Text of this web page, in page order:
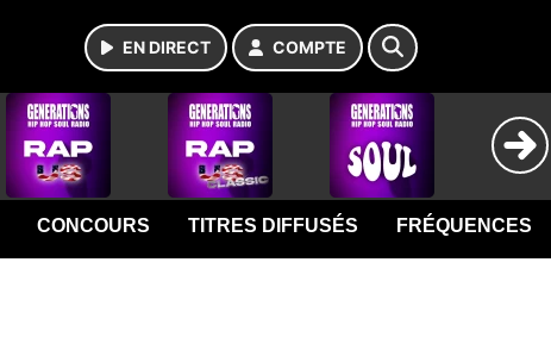
EN DIRECT COMPTE
CONCOURS TITRES DIFFUSÉS FRÉQUENCES